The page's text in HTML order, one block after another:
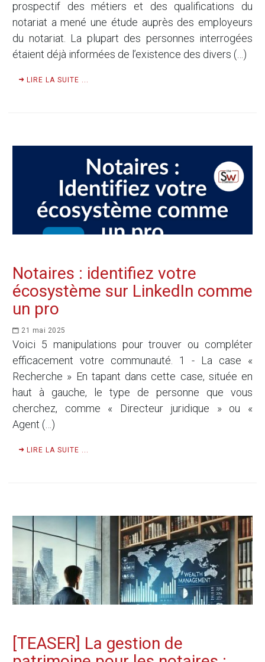
prospectif des métiers et des qualifications du
notariat a mené une étude auprès des employeurs
du notariat. La plupart des personnes interrogées
étaient déjà informées de l’existence des divers (…)
LIRE LA SUITE ...
Notaires : identifiez votre
écosystème sur LinkedIn comme
un pro
21 mai 2025
Voici 5 manipulations pour trouver ou compléter
efficacement votre communauté. 1 - La case «
Recherche » En tapant dans cette case, située en
haut à gauche, le type de personne que vous
cherchez, comme « Directeur juridique » ou «
Agent (…)
LIRE LA SUITE ...
[TEASER] La gestion de